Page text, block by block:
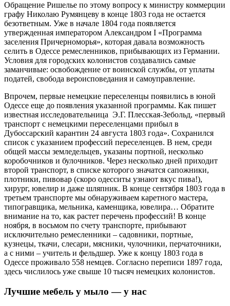
Обращение Ришелье по этому вопросу к министру коммерции
графу Николаю Румянцеву в конце 1803 года не остается
безответным. Уже в начале 1804 года появляется
утвержденная императором Александром I «Программа
заселения Причерноморья», которая давала возможность
селить в Одессе ремесленников, прибывающих из Германии.
Условия для городских колонистов создавались самые
заманчивые: освобождение от воинской службы, от уплаты
податей, свобода вероисповедания и самоуправление.
Впрочем, первые немецкие переселенцы появились в юной
Одессе еще до появления указанной программы. Как пишет
известная исследовательница Э.Г. Плесская-Зебольд, «первый
транспорт с немецкими переселенцами прибыл в
Дубоссарский карантин 24 августа 1803 года». Сохранился
список с указанием профессий переселенцев. В нем, среди
общей массы земледельцев, указаны портной, несколько
коробочников и булочников. Через несколько дней приходит
второй транспорт, в списке которого значатся сапожники,
плотники, пивовар (скоро одесситы узнают вкус пива!),
хирург, ювелир и даже шляпник. В конце сентября 1803 года в
третьем транспорте мы обнаруживаем каретного мастера,
типогравщика, мельника, каменщика, ювелира… Обратите
внимание на то, как растет перечень профессий! В конце
ноября, в восьмом по счету транспорте, прибывают
исключительно ремесленники – садовники, портные,
кузнецы, ткачи, слесари, мясники, чулочники, перчаточники,
а с ними – учитель и фельдшер. Уже к концу 1803 года в
Одессе проживало 558 немцев. Согласно переписи 1897 года,
здесь числилось уже свыше 10 тысяч немецких колонистов.
Лучшие мебель у мыло — у нас